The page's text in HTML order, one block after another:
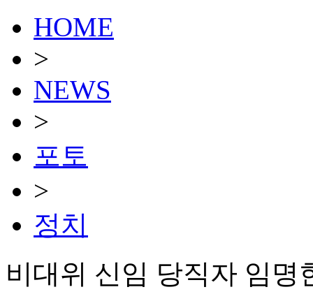
HOME
>
NEWS
>
포토
>
정치
비대위 신임 당직자 임